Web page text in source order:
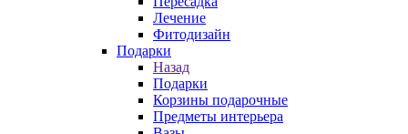
Лечение
Фитодизайн
Подарки
Назад
Подарки
Корзины подарочные
Предметы интерьера